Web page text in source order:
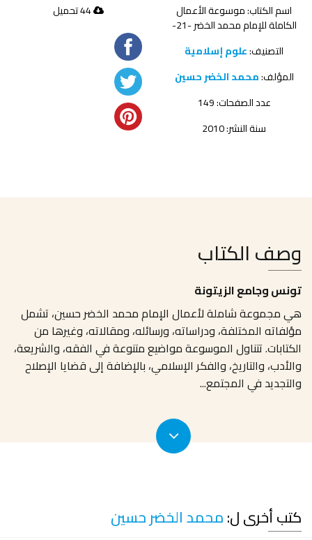
اسم الكتاب: موسوعة الأعمال
الكاملة للإمام محمد الخضر -21-
التصنيف:علوم إسلامية
المؤلف:محمد الخضر حسين
عدد الصفحات: 149
سنة النشر: 2010
44 تحميل
وصف الكتاب
تونس وجامع الزيتونة
هي مجموعة شاملة لأعمال الإمام محمد الخضر حسين، تشمل
مؤلفاته المختلفة، ودراساته، ورسائله، ومقالاته، وغيرها من
الكتابات. تتناول الموسوعة مواضيع متنوعة في الفقه، والشريعة،
والأدب، والتاريخ، والفكر الإسلامي، بالإضافة إلى قضايا الإصلاح
والتجديد في المجتمع...
كتب أخرى ل:محمد الخضر حسين